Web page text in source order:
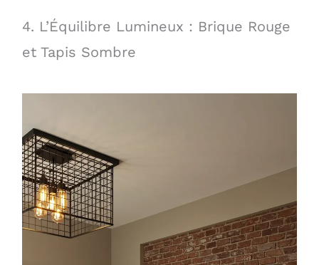
4. L’Équilibre Lumineux : Brique Rouge
et Tapis Sombre